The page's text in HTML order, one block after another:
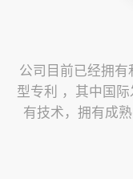
公司目前已经拥
型专利 ，其中国
有技术，拥有成